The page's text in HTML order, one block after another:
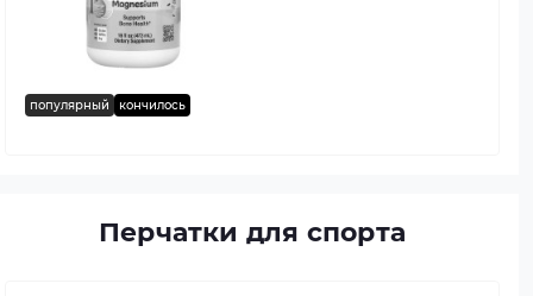
популярный кончилось
Перчатки для спорта